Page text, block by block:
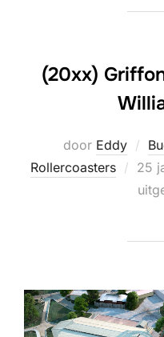
(20xx)
door Eddy
Rollercoasters
op
25